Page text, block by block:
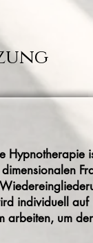
Hypnotherapie
individuell
arbeiten, um